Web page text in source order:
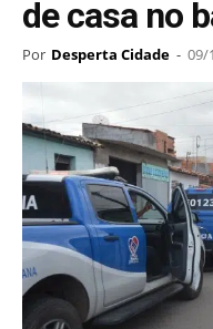
de casa no
Por Desperta Cidade - 09/